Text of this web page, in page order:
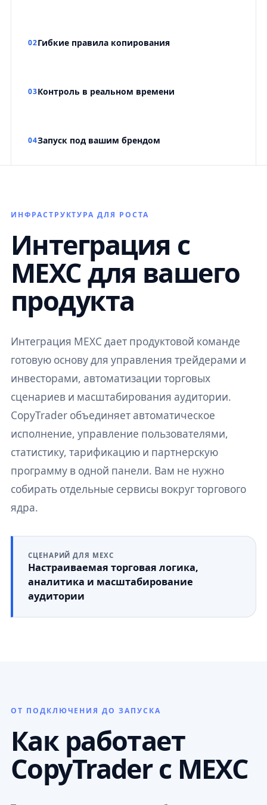
02Гибкие правила копирования
03Контроль в реальном времени
04Запуск под вашим брендом
ИНФРАСТРУКТУРА ДЛЯ РОСТА
Интеграция с
MEXC для вашего
продукта
Интеграция MEXC дает продуктовой команде
готовую основу для управления трейдерами и
инвесторами, автоматизации торговых
сценариев и масштабирования аудитории.
CopyTrader объединяет автоматическое
исполнение, управление пользователями,
статистику, тарификацию и партнерскую
программу в одной панели. Вам не нужно
собирать отдельные сервисы вокруг торгового
ядра.
СЦЕНАРИЙ ДЛЯ MEXC
Настраиваемая торговая логика,
аналитика и масштабирование
аудитории
ОТ ПОДКЛЮЧЕНИЯ ДО ЗАПУСКА
Как работает
CopyTrader с MEXC